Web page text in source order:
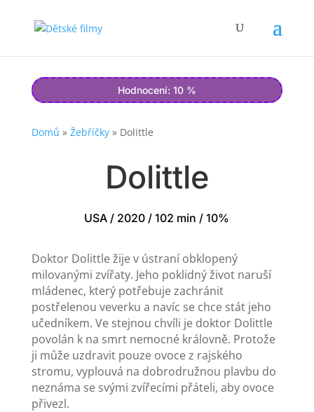
Hodnocení: 10 %
Domů » Žebříčky» Dolittle
Dolittle
USA / 2020 / 102 min / 10%
Doktor Dolittle žije v ústraní obklopený
milovanými zvířaty. Jeho poklidný život naruší
mládenec, který potřebuje zachránit
postřelenou veverku a navíc se chce stát jeho
učedníkem. Ve stejnou chvíli je doktor Dolittle
povolán k na smrt nemocné královně. Protože
ji může uzdravit pouze ovoce z rajského
stromu, vyplouvá na dobrodružnou plavbu do
neznáma se svými zvířecími přáteli, aby ovoce
přivezl.